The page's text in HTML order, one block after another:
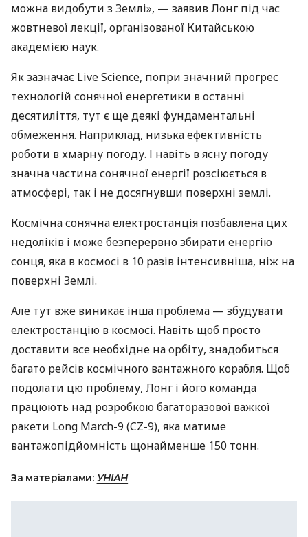
можна видобути з Землі», — заявив Лонг під час
жовтневої лекції, організованої Китайською
академією наук.
Як зазначає Live Science, попри значний прогрес
технологій сонячної енергетики в останні
десятиліття, тут є ще деякі фундаментальні
обмеження. Наприклад, низька ефективність
роботи в хмарну погоду. І навіть в ясну погоду
значна частина сонячної енергії розсіюється в
атмосфері, так і не досягнувши поверхні землі.
Космічна сонячна електростанція позбавлена цих
недоліків і може безперервно збирати енергію
сонця, яка в космосі в 10 разів інтенсивніша, ніж на
поверхні Землі.
Але тут вже виникає інша проблема — збудувати
електростанцію в космосі. Навіть щоб просто
доставити все необхідне на орбіту, знадобиться
багато рейсів космічного вантажного корабля. Щоб
подолати цю проблему, Лонг і його команда
працюють над розробкою багаторазової важкої
ракети Long March-9 (CZ-9), яка матиме
вантажопідйомність щонайменше 150 тонн.
За матеріалами: УНІАН